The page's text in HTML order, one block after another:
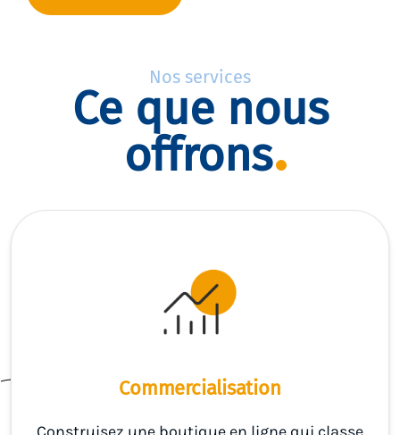
Nos services
Ce que nous
offrons
Commercialisation
Construisez une boutique en ligne qui classe